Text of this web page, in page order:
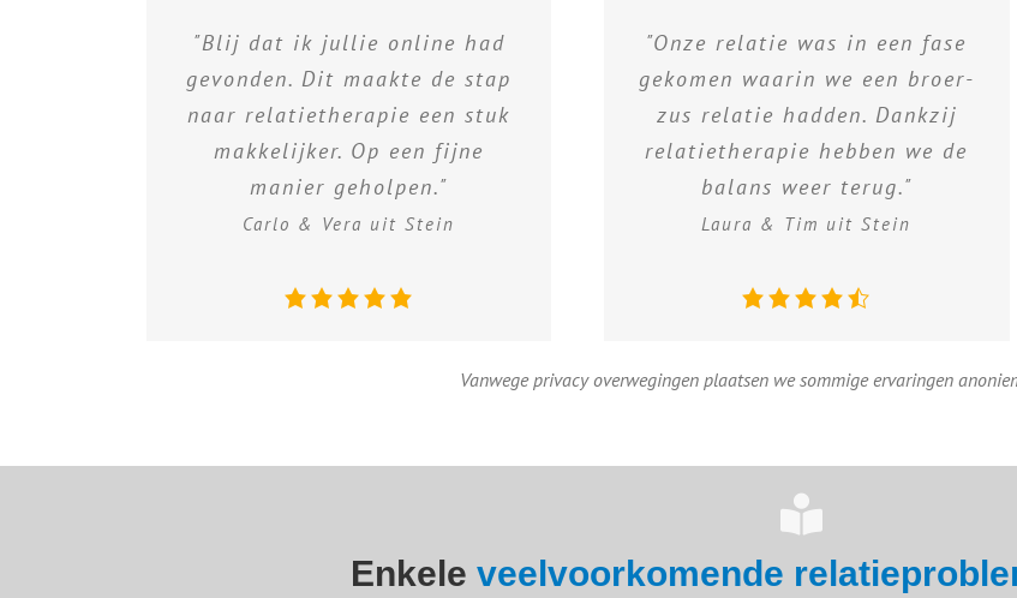
"Blij dat ik jullie online had
gevonden. Dit maakte de stap
naar relatietherapie een stuk
makkelijker. Op een fijne
manier geholpen."
Carlo & Vera uit Stein
"Onze relatie was in een fase
gekomen waarin we een broer-
zus relatie hadden. Dankzij
relatietherapie hebben we de
balans weer terug."
Laura & Tim uit Stein
Vanwege privacy overwegingen plaatsen we sommige ervaringen
Enkele veelvoorkomende